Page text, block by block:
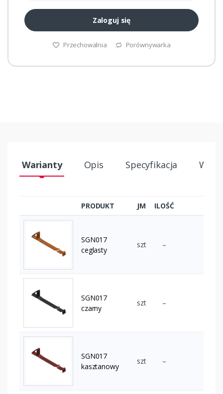
Zaloguj się
Przechowalnia Porównywarka
Warianty Opis Specyfikacja
PRODUKT JM ILOŚĆ
SGN017
ceglasty
szt –
SGN017
czarny
szt –
SGN017
kasztanowy
szt –